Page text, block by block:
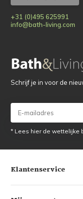
+31 (0)495 625991
info@bath-living.com
Schrijf je in voor de
* Lees hier de wettelijke
Klantenservice